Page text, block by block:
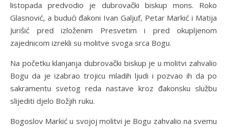
listopada predvodio je dubrovački biskup mons. Roko
Glasnović, a budući đakoni Ivan Galjuf, Petar Markić i Matija
Jurišić pred izloženim Presvetim i pred okupljenom
zajednicom izrekli su molitve svoga srca Bogu.
Na početku klanjanja dubrovački biskup je u molitvi zahvalio
Bogu da je izabrao trojicu mladih ljudi i pozvao ih da po
sakramentu svetog reda nastave kroz đakonsku službu
slijediti djelo Božjih ruku.
Bogoslov Markić u svojoj molitvi je Bogu zahvalio na svemu